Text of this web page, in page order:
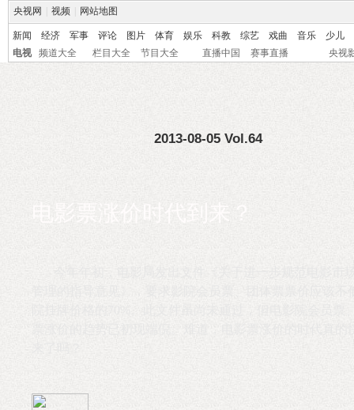
央视网 视频 网站地图
新闻 经济 军事 评论 图片 体育 娱乐 科教 综艺 戏曲 音乐
少儿
电视
频道大全 栏目大全 节目大全 直播中国 赛事直播 央视
2013-08-05 Vol.64
电影票涨价时代到来？